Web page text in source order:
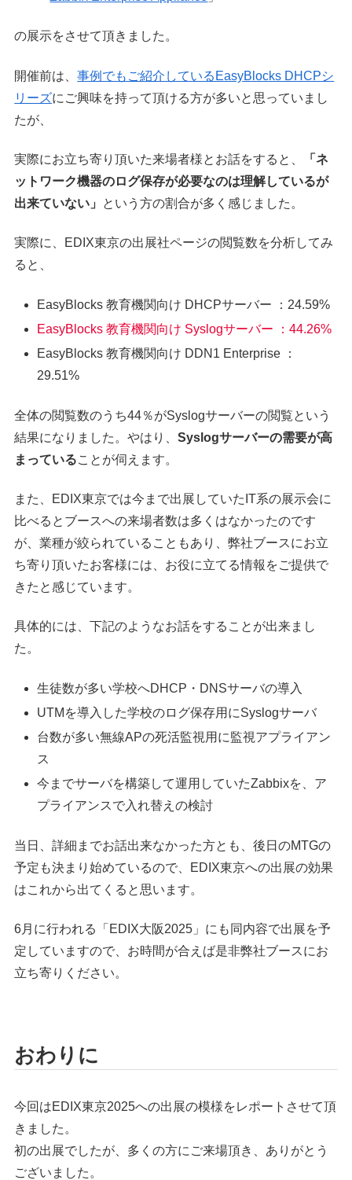
の展示をさせて頂きました。
開催前は、事例でもご紹介しているEasyBlocks DHCPシ
リーズにご興味を持って頂ける方が多いと思っていまし
たが、
実際にお立ち寄り頂いた来場者様とお話をすると、
「ネ
ットワーク機器のログ保存が必要なのは理解しているが
出来ていない」
という方の割合が多く感じました。
実際に、EDIX東京の出展社ページの閲覧数を分析してみ
ると、
EasyBlocks 教育機関向け DHCPサーバー ：24.59%
EasyBlocks 教育機関向け Syslogサーバー ：44.26%
EasyBlocks 教育機関向け DDN1 Enterprise ：
29.51%
全体の閲覧数のうち44％がSyslogサーバーの閲覧という
結果になりました。やはり、Syslogサーバーの需要が高
まっていることが伺えます。
また、EDIX東京では今まで出展していたIT系の展示会に
比べるとブースへの来場者数は多くはなかったのです
が、業種が絞られていることもあり、弊社ブースにお立
ち寄り頂いたお客様には、お役に立てる情報をご提供で
きたと感じています。
具体的には、下記のようなお話をすることが出来まし
た。
生徒数が多い学校へDHCP・DNSサーバの導入
UTMを導入した学校のログ保存用にSyslogサーバ
台数が多い無線APの死活監視用に監視アプライアン
ス
今までサーバを構築して運用していたZabbixを、ア
プライアンスで入れ替えの検討
当日、詳細までお話出来なかった方とも、後日のMTGの
予定も決まり始めているので、EDIX東京への出展の効果
はこれから出てくると思います。
6月に行われる「EDIX大阪2025」にも同内容で出展を予
定していますので、お時間が合えば是非弊社ブースにお
立ち寄りください。
おわりに
今回はEDIX東京2025への出展の模様をレポートさせて頂
きました。
初の出展でしたが、多くの方にご来場頂き、ありがとう
ございました。